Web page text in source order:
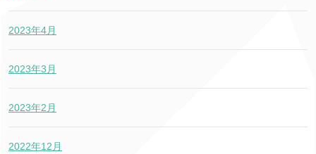
2023年4月
2023年3月
2023年2月
2022年12月